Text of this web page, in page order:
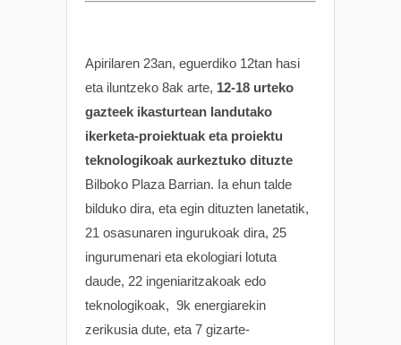
Apirilaren 23an, eguerdiko 12tan hasi
eta iluntzeko 8ak arte, 12-18 urteko
gazteek ikasturtean landutako
ikerketa-proiektuak eta proiektu
teknologikoak aurkeztuko dituzte
Bilboko Plaza Barrian. Ia ehun talde
bilduko dira, eta egin dituzten lanetatik,
21 osasunaren ingurukoak dira, 25
ingurumenari eta ekologiari lotuta
daude, 22 ingeniaritzakoak edo
teknologikoak, 9k energiarekin
zerikusia dute, eta 7 gizarte-